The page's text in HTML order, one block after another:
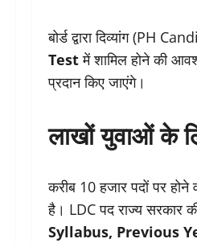
बोर्ड द्वारा दिव्यांग (PH
Testमें शामिल होने की
प्रदान किए जाएंगे।
लाखों युवाओं के
करीब 10 हजार पदों पर
है। LDC पद राज्य सरकार
Syllabus, Previous